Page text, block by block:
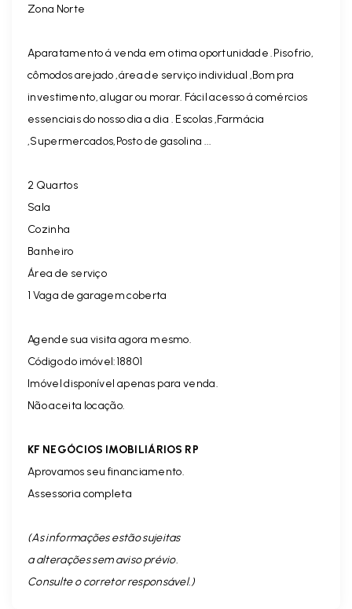
Zona Norte
Aparatamento á venda em otima oportunidade .Piso frio,
cômodos arejado ,área de serviço individual ,Bom pra
investimento, alugar ou morar. Fácil acesso á comércios
essenciais do nosso dia a dia . Escolas ,Farmácia
,Supermercados,Posto de gasolina ...
2 Quartos
Sala
Cozinha
Banheiro
Área de serviço
1 Vaga de garagem coberta
Agende sua visita agora mesmo.
Código do imóvel:18801
Imóvel disponível apenas para venda.
Não aceita locação.
KF NEGÓCIOS IMOBILIÁRIOS RP
Aprovamos seu financiamento.
Assessoria completa
(As informações estão sujeitas
a alterações sem aviso prévio.
Consulte o corretor responsável. )